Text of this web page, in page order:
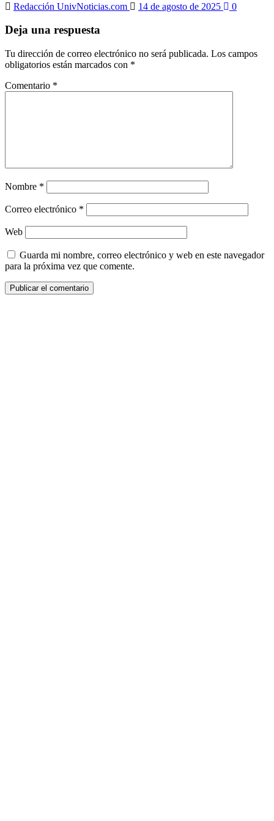
Redacción UnivNoticias.com 14 de agosto de 2025 0
Deja una respuesta
Tu dirección de correo electrónico no será publicada. Los campos
obligatorios están marcados con *
Comentario *
Nombre *
Correo electrónico *
Web
Guarda mi nombre, correo electrónico y web en este navegador
para la próxima vez que comente.